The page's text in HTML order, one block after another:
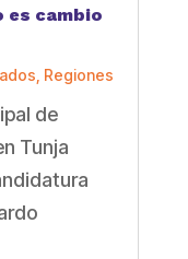
es cambio
Regiones
de
Tunja